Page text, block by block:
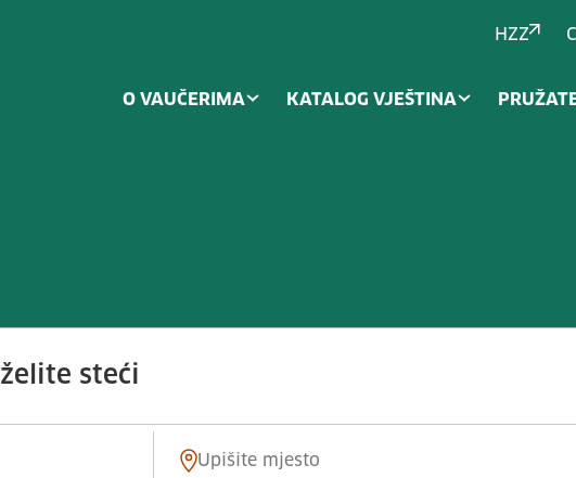
HZZ
O VAUČERIMA KATALOG VJEŠTINA
za transport na gradilištu/pogonu
steći
Mjesto